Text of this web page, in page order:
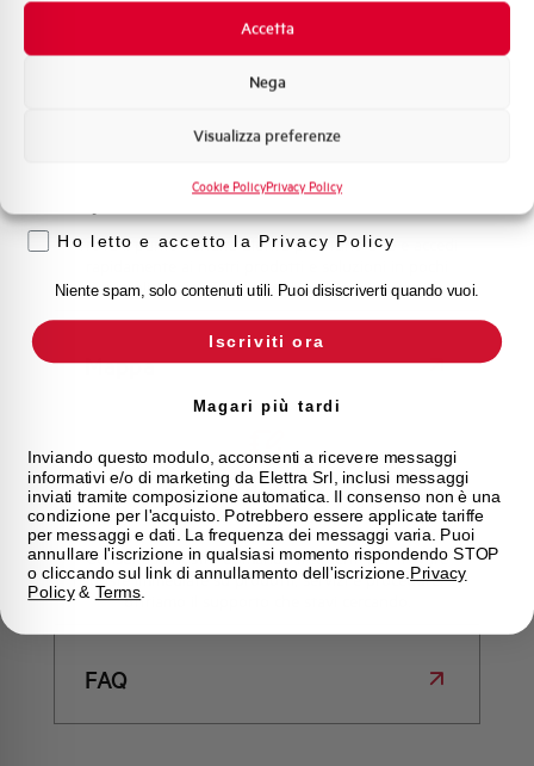
Accetta
Nega
Visualizza preferenze
Cookie PolicyPrivacy Policy
Contattaci
acquistare
Trova il punto vendita Elettra più vicino a te e accedi
semplici passi. Scopri come possiamo aiutarti.
Mappa
Domande
frequenti
Consulta le nostre domande frequenti per trovare
risposte immediate su prodotti, servizi e procedure. Ti
offriamo il supporto che stavi cercando.
FAQ
Promozioni e offerte
Formazione tecnica
Voglio ricevere aggiornamenti, novità di
Ho letto e accetto la Privacy Policy
Niente spam, solo contenuti utili. Puoi disiscriverti quando vuoi.
Iscriviti ora
Magari più tardi
Inviando questo modulo, acconsenti a ricevere messaggi
informativi e/o di marketing da Elettra Srl, inclusi messaggi
inviati tramite composizione automatica. Il consenso non è una
condizione per l'acquisto. Potrebbero essere applicate tariffe
per messaggi e dati. La frequenza dei messaggi varia. Puoi
annullare l'iscrizione in qualsiasi momento rispondendo STOP
o cliccando sul link di annullamento dell'iscrizione. Privacy
Policy& Terms